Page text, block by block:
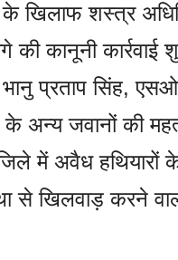
खिलाफ शस्त्र
की कानूनी
भानु प्रताप सिंह,
अन्य जवानों की
में अवैध हथियारों
से खिलवाड़ करने